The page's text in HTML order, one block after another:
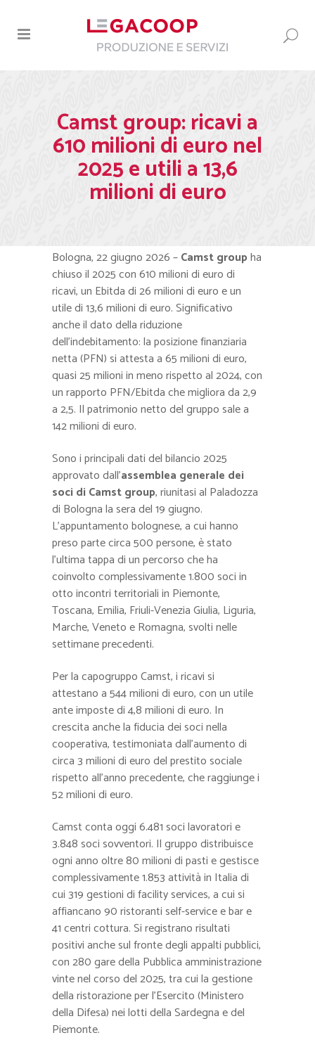
Camst group: ricavi a
610 milioni di euro nel
2025 e utili a 13,6
milioni di euro
Bologna, 22 giugno 2026 –Camst groupha
chiuso il 2025 con 610 milioni di euro di
ricavi, un Ebitda di 26 milioni di euro e un
utile di 13,6 milioni di euro. Significativo
anche il dato della riduzione
dell’indebitamento: la posizione finanziaria
netta (PFN) si attesta a 65 milioni di euro,
quasi 25 milioni in meno rispetto al 2024, con
un rapporto PFN/Ebitda che migliora da 2,9
a 2,5. Il patrimonio netto del gruppo sale a
142 milioni di euro.
Sono i principali dati del bilancio 2025
approvato dall’assemblea generale dei
soci di Camst group, riunitasi al Paladozza
di Bologna la sera del 19 giugno.
L’appuntamento bolognese, a cui hanno
preso parte circa 500 persone, è stato
l’ultima tappa di un percorso che ha
coinvolto complessivamente 1.800 soci in
otto incontri territoriali in Piemonte,
Toscana, Emilia, Friuli-Venezia Giulia, Liguria,
Marche, Veneto e Romagna, svolti nelle
settimane precedenti.
Per la capogruppo Camst, i ricavi si
attestano a 544 milioni di euro, con un utile
ante imposte di 4,8 milioni di euro. In
crescita anche la fiducia dei soci nella
cooperativa, testimoniata dall’aumento di
circa 3 milioni di euro del prestito sociale
rispetto all’anno precedente, che raggiunge i
52 milioni di euro.
Camst conta oggi 6.481 soci lavoratori e
3.848 soci sovventori. Il gruppo distribuisce
ogni anno oltre 80 milioni di pasti e gestisce
complessivamente 1.853 attività in Italia di
cui 319 gestioni di facility services, a cui si
affiancano 90 ristoranti self-service e bar e
41 centri cottura. Si registrano risultati
positivi anche sul fronte degli appalti pubblici,
con 280 gare della Pubblica amministrazione
vinte nel corso del 2025, tra cui la gestione
della ristorazione per l’Esercito (Ministero
della Difesa) nei lotti della Sardegna e del
Piemonte.